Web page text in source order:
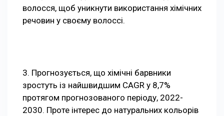
волосся, щоб уникнути використання хімічних
речовин у своєму волоссі.
3. Прогнозується, що хімічні барвники
зростуть із найшвидшим CAGR у 8,7%
протягом прогнозованого періоду, 2022-
2030. Проте інтерес до натуральних кольорів